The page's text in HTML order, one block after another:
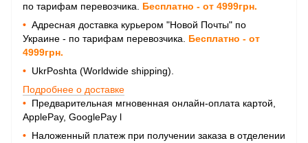
по тарифам перевозчика. Бесплатно - от 4999грн.
• Адресная доставка курьером "Новой Почты" по
Украине - по тарифам перевозчика. Бесплатно - от
4999грн.
• UkrPoshta (Worldwide shipping).
Подробнее о доставке
• Предварительная мгновенная онлайн-оплата картой,
ApplePay, GooglePay l
• Наложенный платеж при получении заказа в отделении